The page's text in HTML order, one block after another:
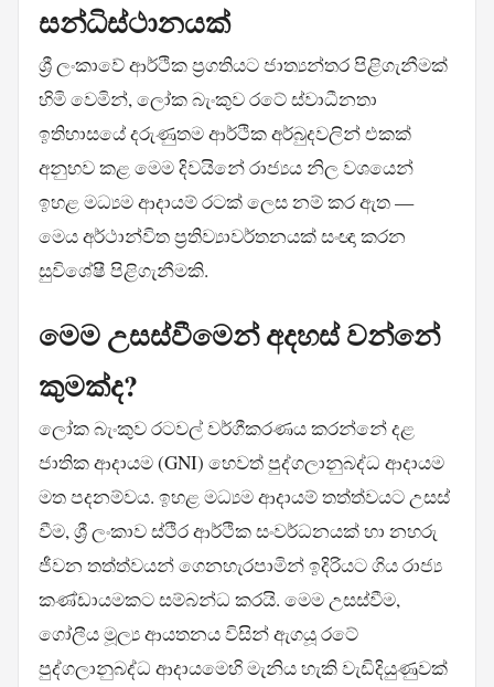
සන්ධිස්ථානයක්
ශ්‍රී ලංකාවේ ආර්ථික ප්‍රගතියට ජාත්‍යන්තර පිළිගැනීමක්
හිමි වෙමින්, ලෝක බැංකුව රටේ ස්වාධීනතා
ඉතිහාසයේ දරුණුතම ආර්ථික අර්බුදවලින් එකක්
අනුභව කළ මෙම දිවයිනේ රාජ්‍යය නිල වශයෙන්
ඉහළ මධ්‍යම ආදායම් රටක් ලෙස නම් කර ඇත —
මෙය අර්ථාන්විත ප්‍රතිව්‍යාවර්තනයක් සංඥා කරන
සුවිශේෂී පිළිගැනීමකි.
මෙම උසස්වීමෙන් අදහස් වන්නේ
කුමක්ද?
ලෝක බැංකුව රටවල් වර්ගීකරණය කරන්නේ දළ
ජාතික ආදායම (GNI) හෙවත් පුද්ගලානුබද්ධ ආදායම
මත පදනම්වය. ඉහළ මධ්‍යම ආදායම් තත්ත්වයට උසස්
වීම, ශ්‍රී ලංකාව ස්ථිර ආර්ථික සංවර්ධනයක් හා නහරු
ජීවන තත්ත්වයන් ගෙනහැරපාමින් ඉදිරියට ගිය රාජ්‍ය
කණ්ඩායමකට සම්බන්ධ කරයි. මෙම උසස්වීම,
ගෝලීය මූල්‍ය ආයතනය විසින් ඇගයූ රටේ
පුද්ගලානුබද්ධ ආදායමෙහි මැනිය හැකි වැඩිදියුණුවක්